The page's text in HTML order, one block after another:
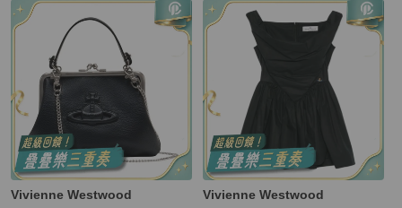
Vivienne Westwood Vivienne Westwood